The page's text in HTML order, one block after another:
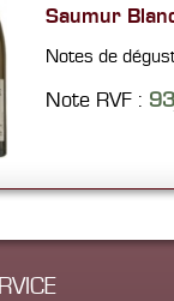
Saumur
Notes de
Note RVF :